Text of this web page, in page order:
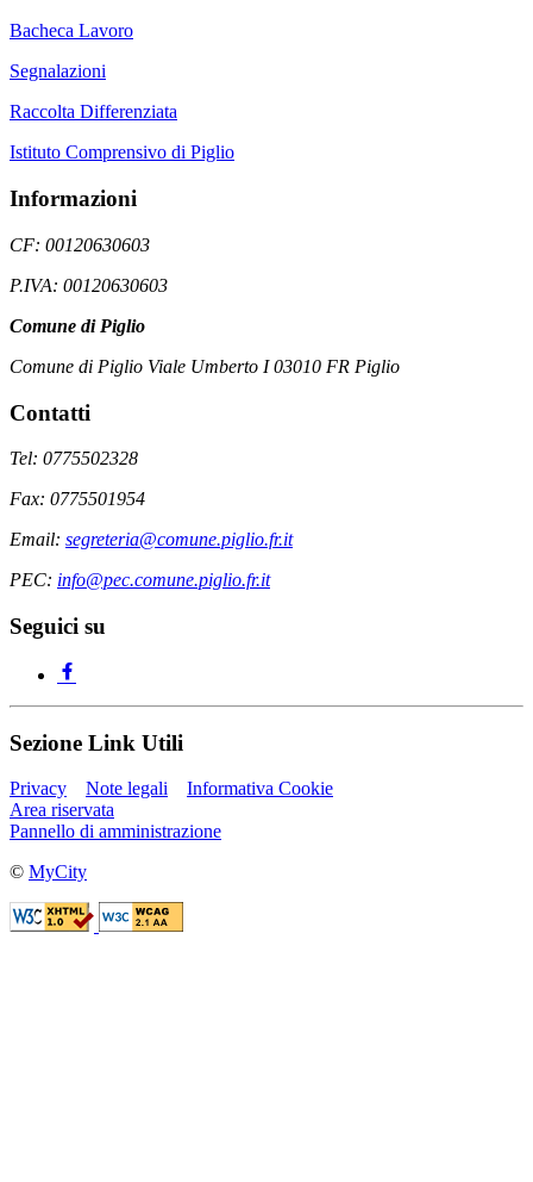
Bacheca Lavoro
Segnalazioni
Raccolta Differenziata
Istituto Comprensivo di Piglio
Informazioni
CF: 00120630603
P.IVA: 00120630603
Comune di Piglio
Comune di Piglio Viale Umberto I 03010 FR Piglio
Contatti
Tel: 0775502328
Fax: 0775501954
Email: segreteria@comune.piglio.fr.it
PEC: info@pec.comune.piglio.fr.it
Seguici su
Sezione Link Utili
Privacy Note legali
Informativa Cookie
Area riservata
Pannello di amministrazione
© MyCity